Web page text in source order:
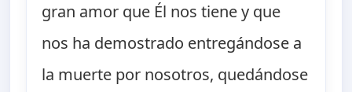
gran amor que Él nos tiene y que
nos ha demostrado entregándose a
la muerte por nosotros, quedándose